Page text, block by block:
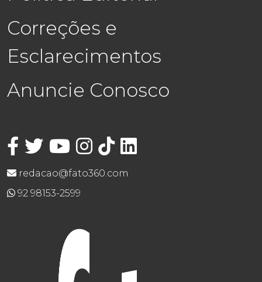
Correções e
Esclarecimentos
Anuncie Conosco
redacao@fato360.com
92 98153-2599